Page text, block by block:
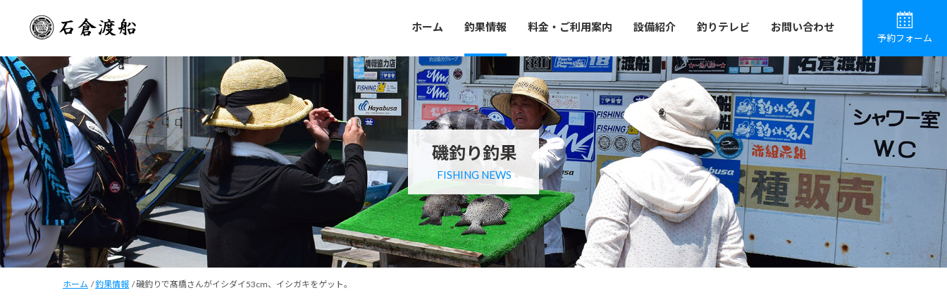
ホーム 釣果情報 料金・ご利用案内 設備紹介 釣りテレビ お問い合わせ
予約フォーム
磯釣り釣果
FISHING NEWS
ホーム /釣果情報 /磯釣りで髙橋さんがイシダイ53cm、イシガキをゲット。